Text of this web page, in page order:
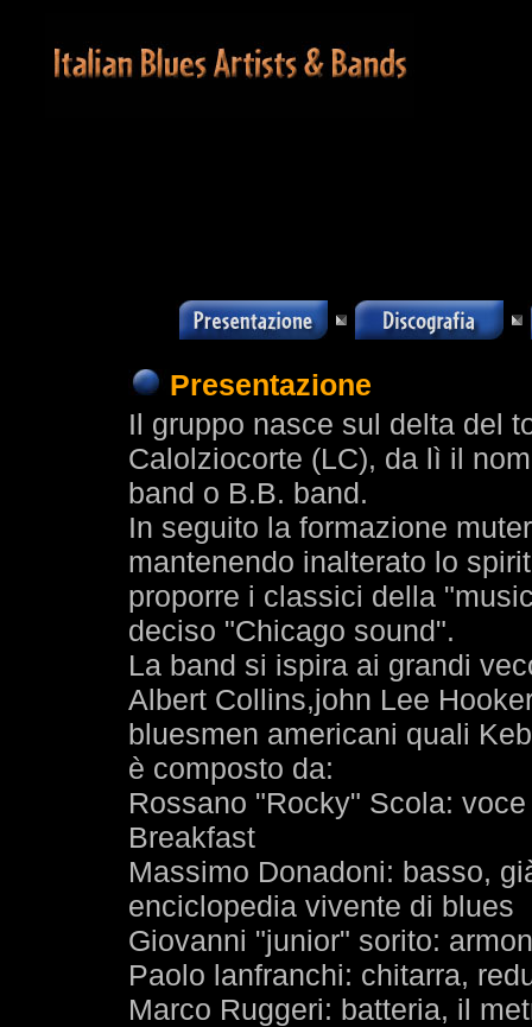
Presentazione
Il gruppo nasce sul delta del
Calolziocorte (LC), da lì il
band o B.B. band.
In seguito la formazione
mantenendo inalterato lo
proporre i classici della
deciso "Chicago sound".
La band si ispira ai grandi
Albert Collins,john Lee
bluesmen americani quali
è composto da:
Rossano "Rocky" Scola:
Breakfast
Massimo Donadoni: basso,
enciclopedia vivente di blues
Giovanni "junior" sorito:
Paolo lanfranchi: chitarra,
Marco Ruggeri: batteria, il